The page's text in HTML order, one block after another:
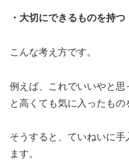
・大切にできるものを持つ
こんな考え方です。
例えば、これでいいやと思
と高くても気に入ったもの
そうすると、ていねいに
ます。